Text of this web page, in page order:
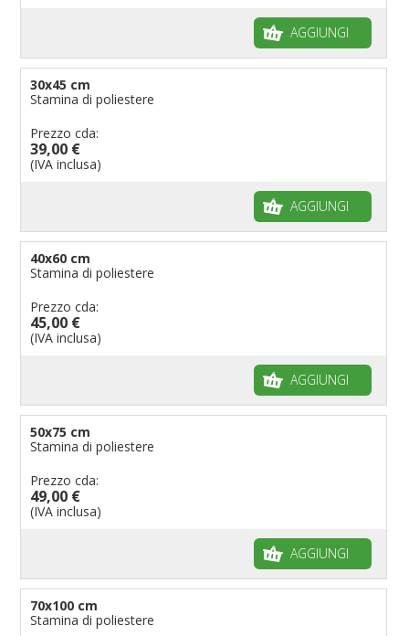
AGGIUNGI
30x45 cm
Stamina di poliestere
Prezzo cda:
39,00 €
(IVA inclusa)
AGGIUNGI
40x60 cm
Stamina di poliestere
Prezzo cda:
45,00 €
(IVA inclusa)
AGGIUNGI
50x75 cm
Stamina di poliestere
Prezzo cda:
49,00 €
(IVA inclusa)
AGGIUNGI
70x100 cm
Stamina di poliestere